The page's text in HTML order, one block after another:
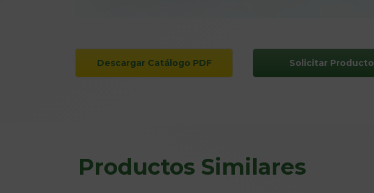
Descargar Catálogo PDF Solicitar Producto
Productos Similares